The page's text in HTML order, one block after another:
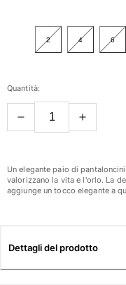
Vedi tutti i Donna
Costumi da
Slips
Vedi tutti i Costumi
Abbigliamento
Shorts
Camicie
2 4 6
Quantità:
Un elegante paio di
valorizzano la vita e l'orlo. La
aggiunge un tocco elegante a
Dettagli del prodotto